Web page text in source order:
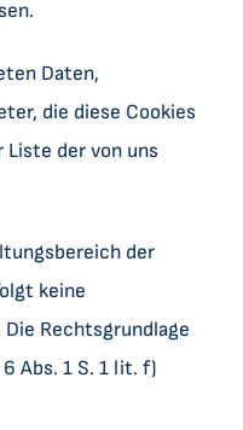
Daten,
die diese Cookies
der von uns
der
keine
Rechtsgrundlage
Abs. 1 S. 1 lit. f)